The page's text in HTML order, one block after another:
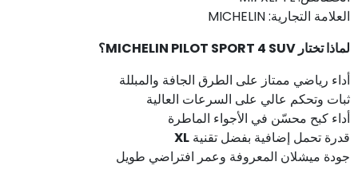
العلامة التجارية: MICHELIN
لماذا تختار MICHELIN PILOT SPORT 4 SUV؟
أداء رياضي ممتاز على الطرق الجافة والمبللة
ثبات وتحكم عالي على السرعات العالية
أداء كبح محسّن في الأجواء الماطرة
قدرة تحمل إضافية بفضل تقنية XL
جودة ميشلان المعروفة وعمر افتراضي طويل